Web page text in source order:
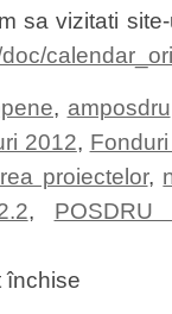
sa vizitati
, amposdru
2012,
proiectelor,
, POSDRU
închise